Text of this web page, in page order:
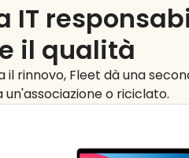
IT
il qualità
rinnovo, Fleet dà una
o riciclato.